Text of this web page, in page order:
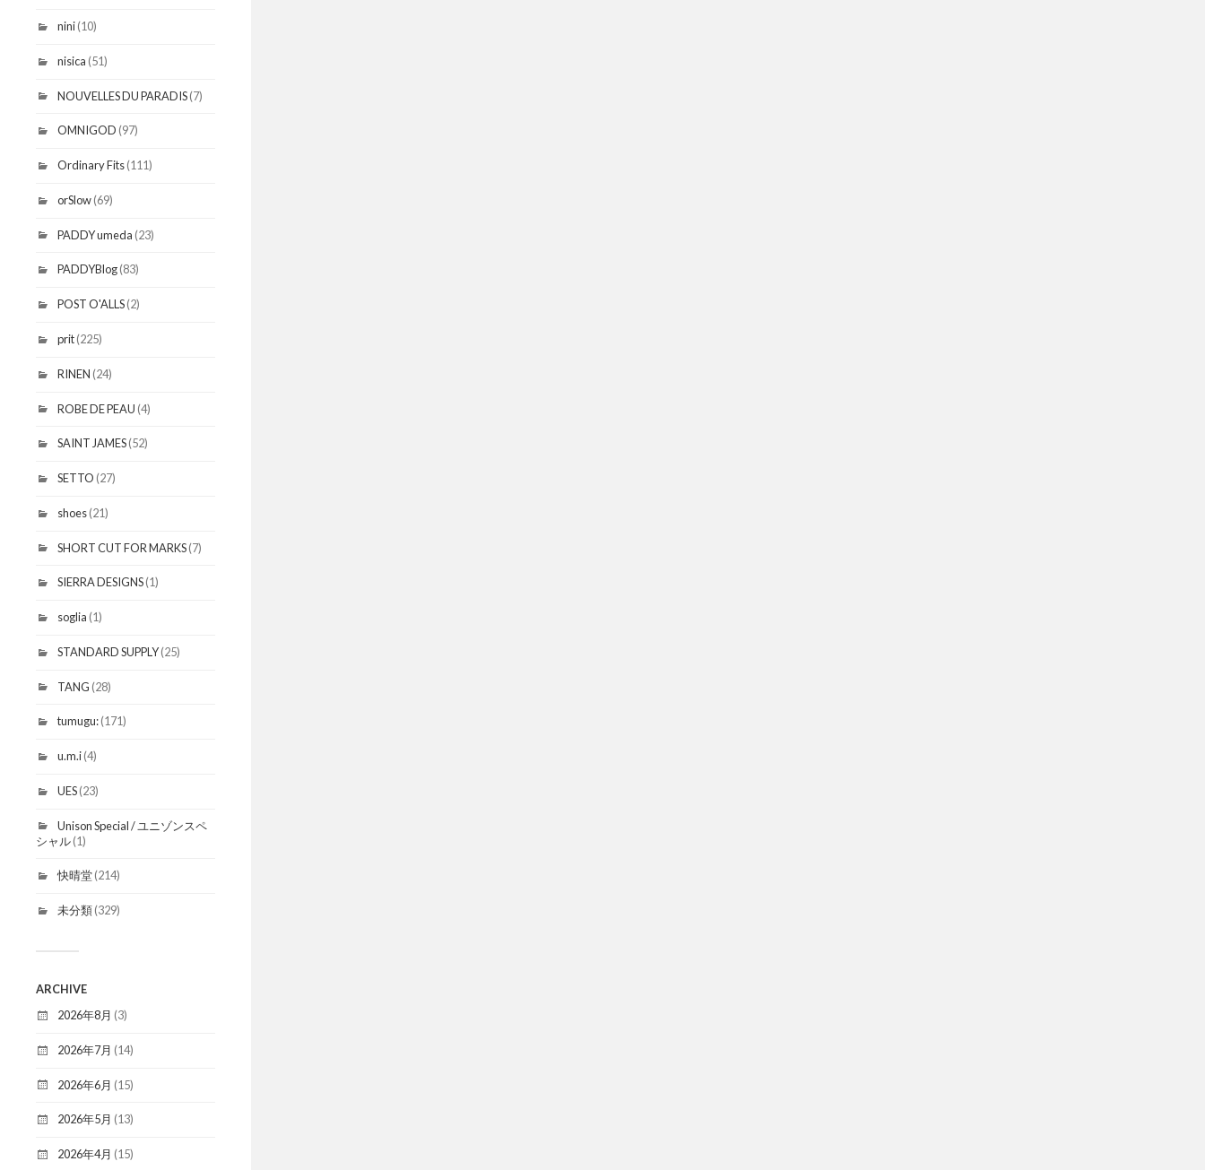
nini(10)
nisica (51)
NOUVELLES DU PARADIS(7)
OMNIGOD (97)
Ordinary Fits(111)
orSlow(69)
PADDY umeda (23)
PADDYBlog(83)
POST O'ALLS(2)
prit(225)
RINEN (24)
ROBE DE PEAU (4)
SAINT JAMES(52)
SETTO (27)
shoes(21)
SHORT CUT FOR MARKS(7)
SIERRA DESIGNS(1)
soglia (1)
STANDARD SUPPLY(25)
TANG (28)
tumugu:(171)
u.m.i(4)
UES(23)
Unison Special / ユニゾンスペ
シャル(1)
快晴堂(214)
未分類(329)
ARCHIVE
2026年8月 (3)
2026年7月 (14)
2026年6月 (15)
2026年5月 (13)
2026年4月 (15)